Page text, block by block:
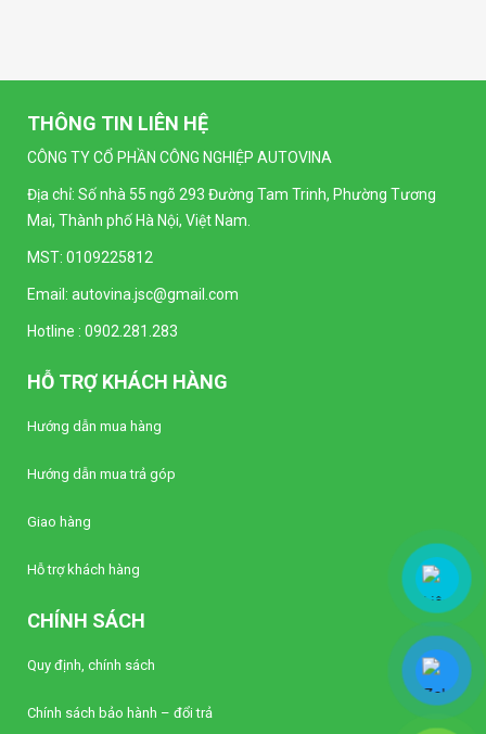
THÔNG TIN LIÊN HỆ
CÔNG TY CỔ PHẦN CÔNG NGHIỆP AUTOVINA
Địa chỉ: Số nhà 55 ngõ 293 Đường Tam Trinh, Phường Tương
Mai, Thành phố Hà Nội, Việt Nam.
MST: 0109225812
Email: autovina.jsc@gmail.com
Hotline : 0902.281.283
HỖ TRỢ KHÁCH HÀNG
Hướng dẫn mua hàng
Hướng dẫn mua trả góp
Giao hàng
Hỗ trợ khách hàng
CHÍNH SÁCH
Quy định, chính sách
Chính sách bảo hành – đổi trả